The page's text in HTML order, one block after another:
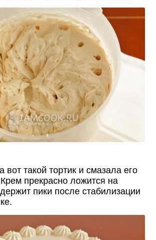
вот такой тортик и смазала его
прекрасно ложится на
пики после стабилизации